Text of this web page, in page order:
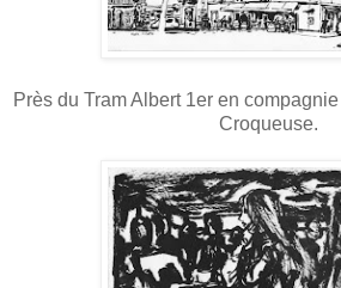
Près du Tram Albert 1er en
Croqueuse.